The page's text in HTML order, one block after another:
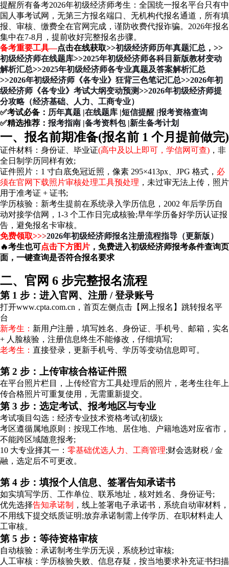
提醒所有备考2026年初级经济师考生：全国统一报名平台只有中
国人事考试网，无第三方报名端口、无机构代报名通道，所有填
报、审核、缴费全在官网完成，谨防收费代报诈骗。2026年报名
集中在7-8月，提前收好完整报名步骤。
备考重要工具—点击在线获取>>初级经济师历年真题汇总 ，>>
初级经济师在线题库>>2025年初级经济师各科目新版教材变动
解析汇总>>2025年初级经济师各专业真题及答案解析汇总
>>2026年初级经济师《各专业》狂背三色笔记汇总>>2026年初
级经济师《各专业》考试大纲变动预测>>2026年初级经济师提
分攻略（经济基础、人力、工商专业）
✅考试必备： 历年真题 |在线题库 |短信提醒 |报考资格查询
✅精选推荐： 报考指南 |备考资料包 |新生备考计划
一、报名前期准备(报名前 1 个月提前做完)
证件材料：身份证、毕业证(高中及以上即可，学信网可查) ，非
全日制学历同样有效;
证件照片：1 寸白底免冠近照，像素 295×413px、JPG 格式， 必
须在官网下载照片审核处理工具预处理 ，未过审无法上传，照片
用于准考证 + 证书;
学历核验：新考生提前在系统录入学历信息，2002 年后学历自
动对接学信网，1-3 个工作日完成核验;早年学历备好学历认证报
告，避免报名卡审核。
免费领取>>>2026年初级经济师报名注册流程指导（更新版）
🔥考生也可点击下方图片 ，免费进入初级经济师报考条件查询页
面，一键查询是否符合报名要求
二、官网 6 步完整报名流程
第 1 步：进入官网、注册 / 登录账号
打开www.cpta.com.cn，首页左侧点击【网上报名】跳转报名平
台
新考生： 新用户注册，填写姓名、身份证、手机号、邮箱，实名
+ 人脸核验，注册信息终生不能修改，仔细填写;
老考生： 直接登录，更新手机号、学历等变动信息即可。
第 2 步：上传审核合格证件照
在平台照片栏目，上传经官方工具处理后的照片，老考生往年上
传合格照片可重复使用，无需重新提交。
第 3 步：选定考试、报考地区与专业
考试项目勾选：经济专业技术资格考试(初级);
考区遵循属地原则：按现工作地、居住地、户籍地选对应省市，
不能跨区域随意报考;
10 大专业择其一： 零基础优选人力、工商管理;财会选财税 / 金
融，选定后不可更改。
第 4 步：填报个人信息、签署告知承诺书
如实填写学历、工作单位、联系地址，核对姓名、身份证号;
优先选择告知承诺制
，线上签署电子承诺书，系统自动审材料，
不用线下提交纸质证明;放弃承诺制需上传学历、在职材料走人
工审核。
第 5 步：等待资格审核
自动核验：承诺制考生学历无误，系统秒过审核;
人工审核：学历核验失败、信息存疑，按当地要求补充证书扫描